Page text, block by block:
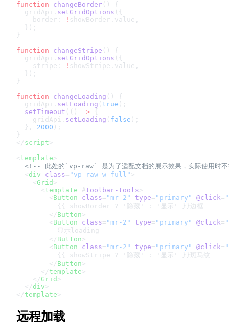
function changeBorder () {
  gridApi.
setGridOptions ({
    border:
! showBorder.value,
  });
}
function changeStripe () {
  gridApi.
setGridOptions ({
    stripe:
! showStripe.value,
  });
}
function changeLoading () {
  gridApi.
setLoading ( true );
  setTimeout
(() => {
    gridApi.
setLoading ( false );
  },
2000 );
}
</ script >
< template >
<!-- 此处的`vp-raw` 是为了适配文档的展示效果，实际使用时
  <
div class= "vp-raw w-full" >
    <
Grid >
      <
template #toolbar-tools >
        <
Button class= "mr-2" type= "primary" @click=
          {{ showBorder ? '隐藏' : '显示' }}边框
        </
Button >
        <
Button class= "mr-2" type= "primary" @click=
          显示loading
        </
Button >
        <
Button class= "mr-2" type= "primary" @click=
          {{ showStripe ? '隐藏' : '显示' }}斑马纹
        </
Button >
      </
template >
    </
Grid >
  </
div >
</ template >
远程加载